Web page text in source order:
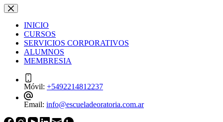
Saltar
contenido
Saltar
contenidoINICIO
CURSOS
SERVICIOS CORPORATIVOS
ALUMNOS
MEMBRESIA
Móvil: +5492214812237
Email: info@escueladeoratoria.com.ar